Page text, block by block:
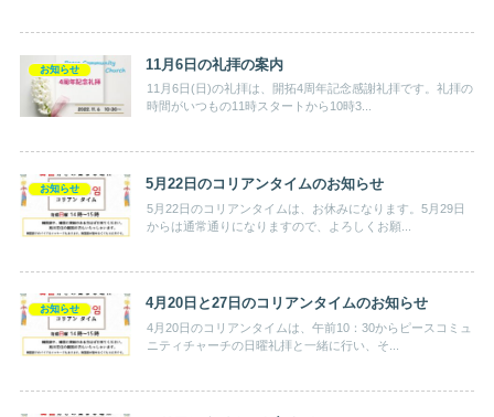
お知らせ 11月6日の礼拝の案内
11月6日(日)の礼拝は、開拓4周年記念感謝礼拝です。礼拝の
時間がいつもの11時スタートから10時3...
お知らせ 5月22日のコリアンタイムのお知らせ
5月22日のコリアンタイムは、お休みになります。5月29日
からは通常通りになりますので、よろしくお願...
お知らせ 4月20日と27日のコリアンタイムのお知らせ
4月20日のコリアンタイムは、午前10：30からピースコミュ
ニティチャーチの日曜礼拝と一緒に行い、そ...